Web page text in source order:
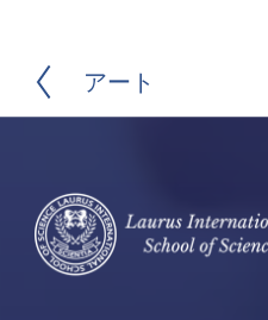
に
ご
記
上
、
ご
興
前
へ
アート